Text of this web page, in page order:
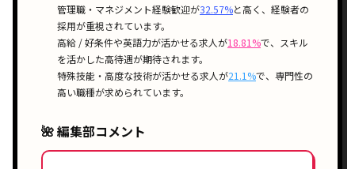
管理職・マネジメント経験歓迎が32.57%と高く、 経験者の
採用が重視されています。
高給 / 好条件や英語力が活かせる求人が18.81%で、
スキル
を活かした高待遇が期待されます。
特殊技能・高度な技術が活かせる求人が21.1%で、 専門性の
高い職種が求められています。
🌺 編集部コメント